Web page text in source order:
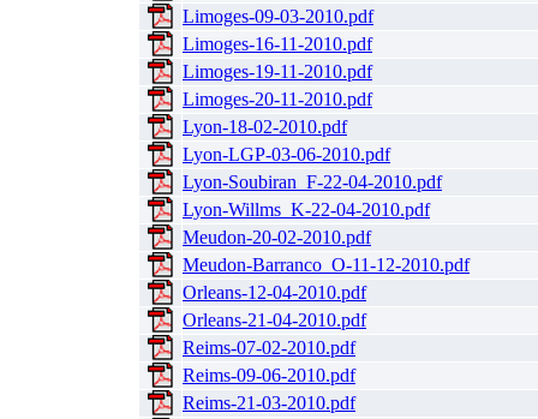
Limoges-09-03-2010.pdf
Limoges-16-11-2010.pdf
Limoges-19-11-2010.pdf
Limoges-20-11-2010.pdf
Lyon-18-02-2010.pdf
Lyon-LGP-03-06-2010.pdf
Lyon-Soubiran_F-22-04-2010.pdf
Lyon-Willms_K-22-04-2010.pdf
Meudon-20-02-2010.pdf
Meudon-Barranco_O-11-12-2010.pdf
Orleans-12-04-2010.pdf
Orleans-21-04-2010.pdf
Reims-07-02-2010.pdf
Reims-09-06-2010.pdf
Reims-21-03-2010.pdf